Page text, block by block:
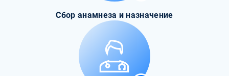
Сбор анамнеза и назначение